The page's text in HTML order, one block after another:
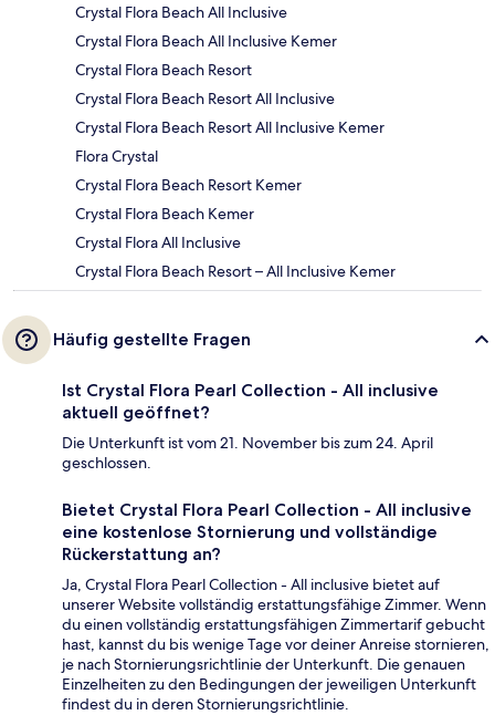
Crystal Flora Beach All Inclusive
Crystal Flora Beach All Inclusive Kemer
Crystal Flora Beach Resort
Crystal Flora Beach Resort All Inclusive
Crystal Flora Beach Resort All Inclusive Kemer
Flora Crystal
Crystal Flora Beach Resort Kemer
Crystal Flora Beach Kemer
Crystal Flora All Inclusive
Crystal Flora Beach Resort – All Inclusive Kemer
Häufig gestellte Fragen
Ist Crystal Flora Pearl Collection - All inclusive
aktuell geöffnet?
Die Unterkunft ist vom 21. November bis zum 24. April
geschlossen.
Bietet Crystal Flora Pearl Collection - All inclusive
eine kostenlose Stornierung und vollständige
Rückerstattung an?
Ja, Crystal Flora Pearl Collection - All inclusive bietet auf
unserer Website vollständig erstattungsfähige Zimmer. Wenn
du einen vollständig erstattungsfähigen Zimmertarif gebucht
hast, kannst du bis wenige Tage vor deiner Anreise stornieren,
je nach Stornierungsrichtlinie der Unterkunft. Die genauen
Einzelheiten zu den Bedingungen der jeweiligen Unterkunft
findest du in deren Stornierungsrichtlinie.